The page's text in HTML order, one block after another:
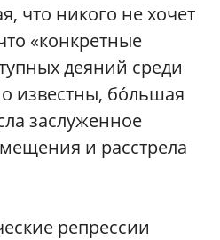
что никого не хочет
«конкретные
деяний среди
известны, бо́льшая
заслуженное
и расстрела
репрессии